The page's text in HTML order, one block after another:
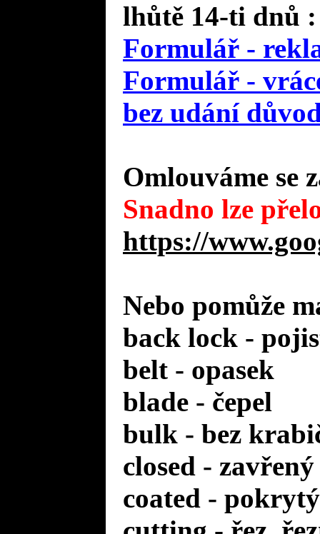
lhůtě 14-ti dnů :
Formulář -
Formulář -
bez udání
Omlouváme se
Snadno lze
https://
Nebo pomůže
back lock -
belt - opasek
blade - čepel
bulk - bez
closed - zavřený
coated -